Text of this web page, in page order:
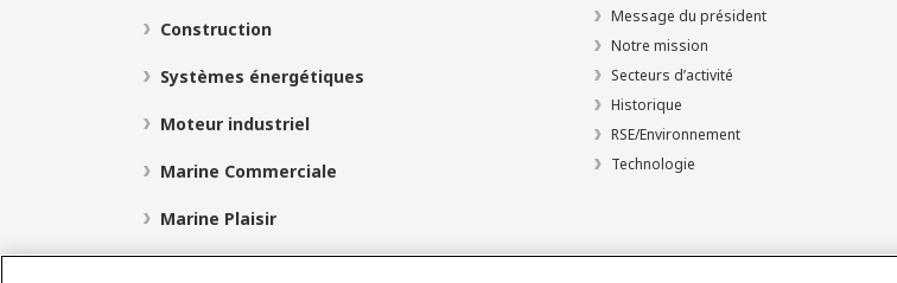
Construction
Systèmes énergétiques
Moteur industriel
Marine Commerciale
Marine Plaisir
Message du président
Notre mission
Secteurs d’activité
Historique
RSE/Environnement
Technologie